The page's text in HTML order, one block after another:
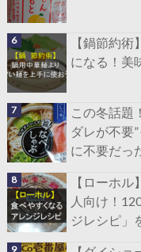
【鍋節約
になる！美
この冬話題
ダレが不要
に不要だっ
【ローホ
人向け！
ジレシピ」